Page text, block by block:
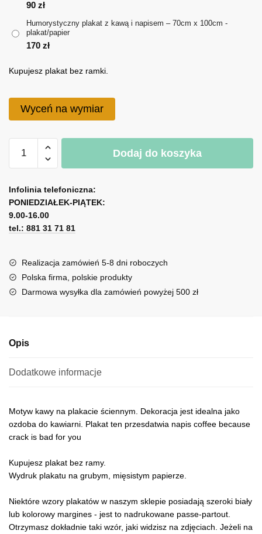
90 zł
Humorystyczny plakat z kawą i napisem – 70cm x 100cm -
plakat/papier
170 zł
Kupujesz plakat bez ramki.
Wyceń na wymiar
Humorystyczny
z
kawą
i
napisem
Dodaj do koszyka
l
t
e
r
a
t
i
Infolinia telefoniczna:
PONIEDZIAŁEK-PIĄTEK:
9.00-16.00
tel.: 881 31 71 81
Realizacja zamówień 5-8 dni roboczych
Polska firma, polskie produkty
Darmowa wysyłka dla zamówień powyżej 500 zł
Opis
Dodatkowe informacje
Motyw kawy na plakacie ściennym. Dekoracja jest idealna jako
ozdoba do kawiarni. Plakat ten przesdatwia napis coffee because
crack is bad for you
Kupujesz plakat bez ramy.
Wydruk plakatu na grubym, mięsistym papierze.
Niektóre wzory plakatów w naszym sklepie posiadają szeroki biały
lub kolorowy margines - jest to nadrukowane passe-partout.
Otrzymasz dokładnie taki wzór, jaki widzisz na zdjęciach. Jeżeli na